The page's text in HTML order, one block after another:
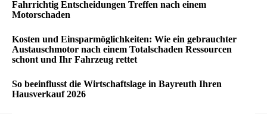
Fahrrichtig Entscheidungen Treffen nach einem
Motorschaden
Kosten und Einsparmöglichkeiten: Wie ein gebrauchter
Austauschmotor nach einem Totalschaden Ressourcen
schont und Ihr Fahrzeug rettet
So beeinflusst die Wirtschaftslage in Bayreuth Ihren
Hausverkauf 2026